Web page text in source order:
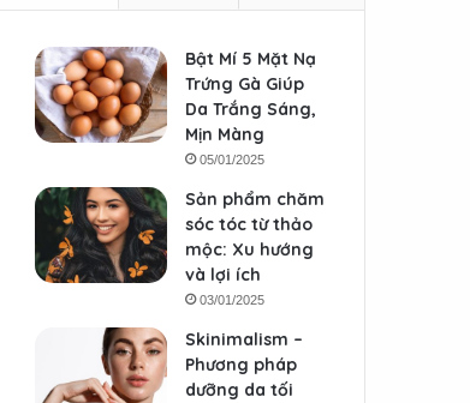
Bật Mí 5 Mặt Nạ
Trứng Gà Giúp
Da Trắng Sáng,
Mịn Màng
05/01/2025
Sản phẩm chăm
sóc tóc từ thảo
mộc: Xu hướng
và lợi ích
03/01/2025
Skinimalism –
Phương pháp
dưỡng da tối